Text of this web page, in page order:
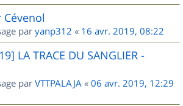
par yanp312 « 16 avr. 2019, 08:22
LA TRACE DU SANGLIER -
par VTTPALAJA « 06 avr. 2019, 12:29